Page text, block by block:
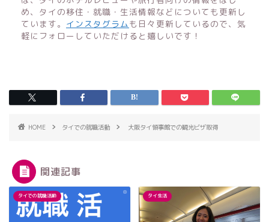
め、タイの移住・就職・生活情報などについても更新し
ています。 インスタグラム も日々更新しているので、気
軽にフォローしていただけると嬉しいです！
HOME タイでの就職活動 大阪タイ領事館での観光ビザ取得
関連記事
タイでの就職活動 タイ生活